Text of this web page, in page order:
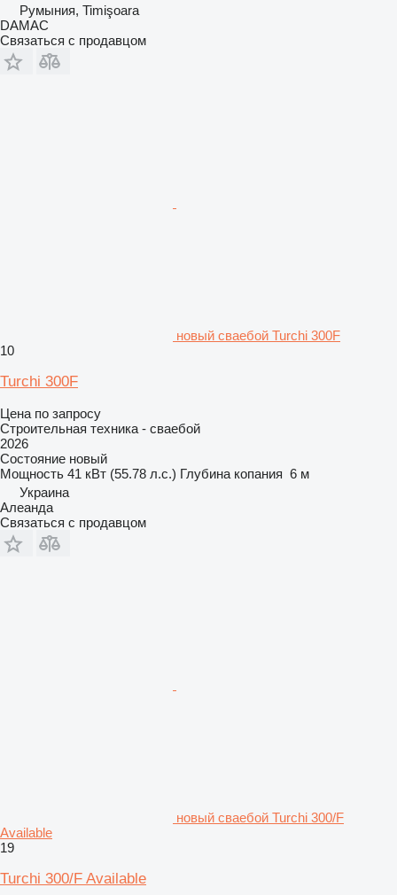
Румыния, Timişoara
DAMAC
Связаться с продавцом
новый сваебой Turchi 300F
10
Turchi 300F
Цена по запросу
Строительная техника - сваебой
2026
Состояние новый
Мощность 41 кВт (55.78 л.с.) Глубина копания 6 м
Украина
Алеанда
Связаться с продавцом
новый сваебой Turchi 300/F
Available
19
Turchi 300/F Available